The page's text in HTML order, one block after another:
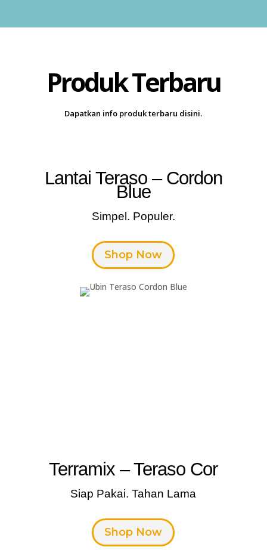
Produk Terbaru
Dapatkan info produk terbaru disini.
Lantai Teraso – Cordon
Blue
Simpel. Populer.
Shop Now
Terramix – Teraso Cor
Siap Pakai. Tahan Lama
Shop Now